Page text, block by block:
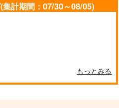
計期間：07/30～08/05)
もっとみる